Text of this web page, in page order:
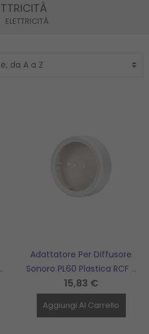
ELETTRICITÀ
Adattatore Per Diffusore
Sonoro PL60 Plastica RCF -
A1360
15,83 €
Aggiungi Al Carrello